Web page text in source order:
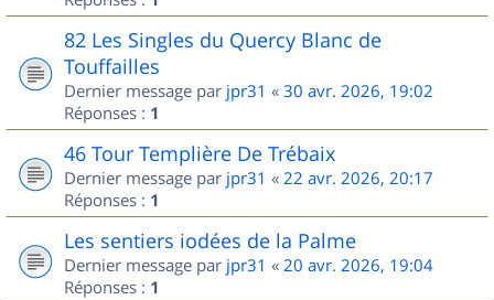
82 Les Singles du Quercy Blanc de
Touffailles
Dernier message par jpr31 « 30 avr. 2026, 19:02
Réponses : 1
46 Tour Templière De Trébaix
Dernier message par jpr31 « 22 avr. 2026, 20:17
Réponses : 1
Les sentiers iodées de la Palme
Dernier message par jpr31 « 20 avr. 2026, 19:04
Réponses : 1